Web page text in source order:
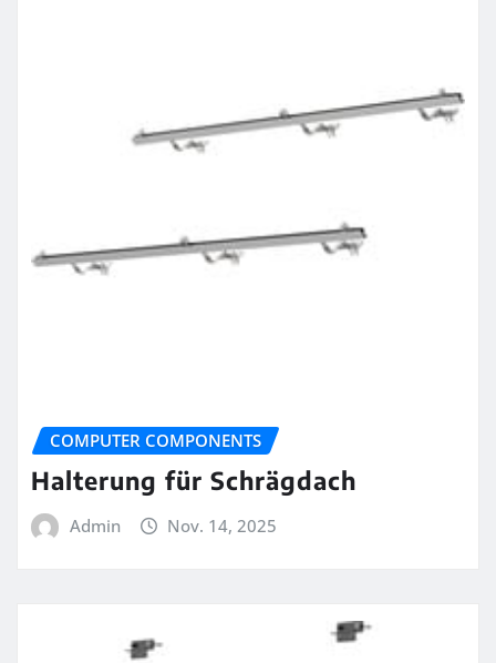
COMPUTER COMPONENTS
Halterung für Schrägdach
Admin Nov. 14, 2025